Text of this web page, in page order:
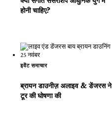
होनी चाहिए?
इवेंट समाचार
ब्रायन डाउनीज़ अलाइव & डेंजरस ने
टूर की घोषणा की